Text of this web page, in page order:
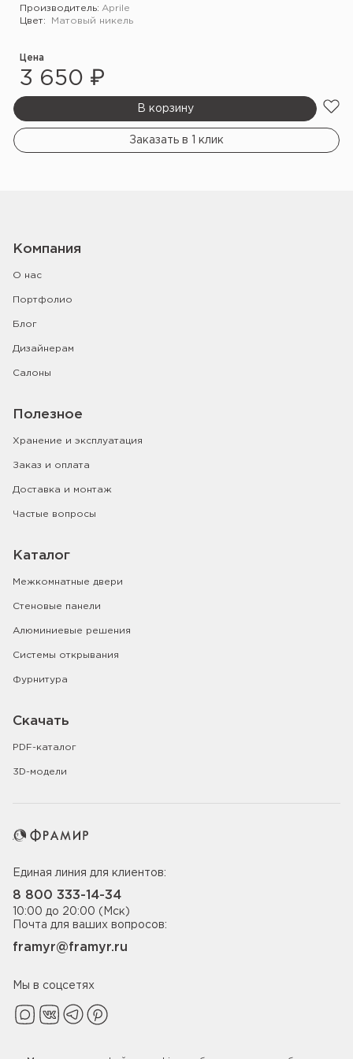
Производитель: Aprile
Цвет:
Матовый никель
Цена
3 650 ₽
В корзину
Заказать в 1 клик
Компания
О нас
Портфолио
Блог
Дизайнерам
Салоны
Полезное
Хранение и эксплуатация
Заказ и оплата
Доставка и монтаж
Частые вопросы
Каталог
Межкомнатные двери
Стеновые панели
Алюминиевые решения
Системы открывания
Фурнитура
Скачать
PDF-каталог
3D-модели
Единая линия для клиентов:
8 800 333-14-34
10:00 до 20:00 (Мск)
Почта для ваших вопросов:
framyr@framyr.ru
Мы в соцсетях